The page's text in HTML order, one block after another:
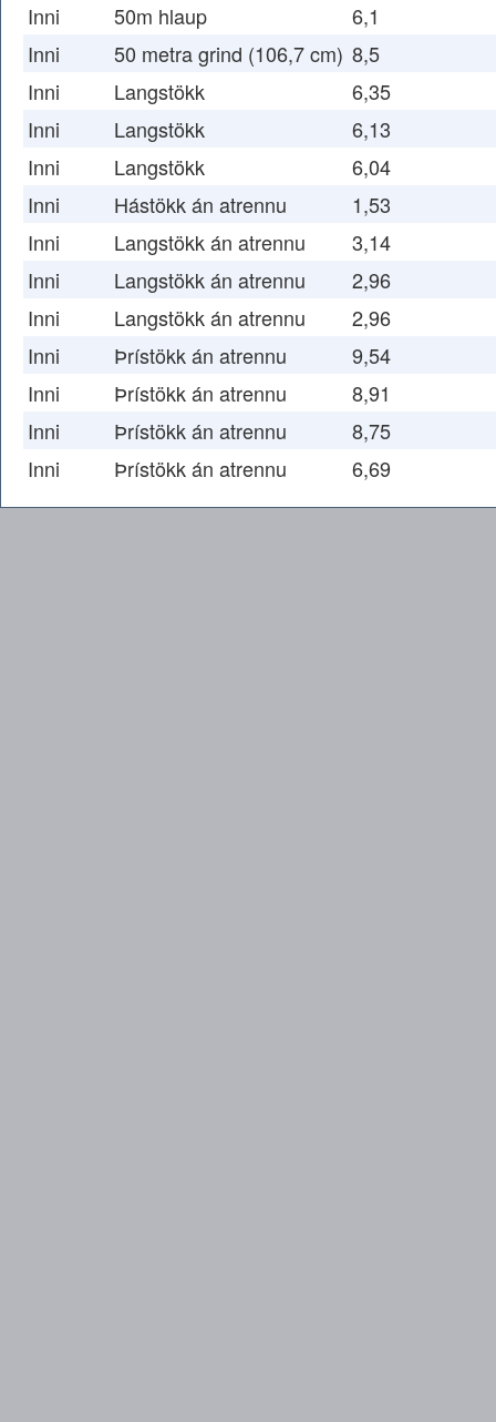
Inni
50m hlaup
6,1
Inni
50 metra grind (106,7 cm) 8,5
Inni
Langstökk
6,35
Inni
Langstökk
6,13
Inni
Langstökk
6,04
Inni
Hástökk án atrennu
1,53
Inni
Langstökk án atrennu
3,14
Inni
Langstökk án atrennu
2,96
Inni
Langstökk án atrennu
2,96
Inni
Þrístökk án atrennu
9,54
Inni
Þrístökk án atrennu
8,91
Inni
Þrístökk án atrennu
8,75
Inni
Þrístökk án atrennu 6,69